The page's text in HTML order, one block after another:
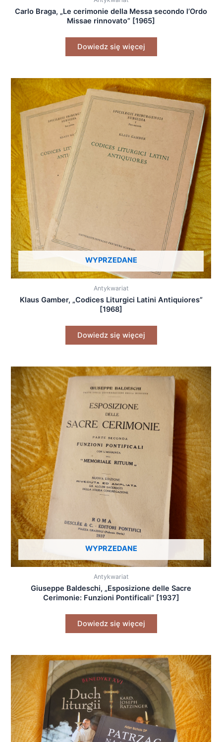
Carlo Braga, „Le cerimonie della Messa secondo l’Ordo
Missae rinnovato” [1965]
Dowiedz się więcej
WYPRZEDANE
Antykwariat
Klaus Gamber, „Codices Liturgici Latini Antiquiores”
[1968]
Dowiedz się więcej
WYPRZEDANE
Antykwariat
Giuseppe Baldeschi, „Esposizione delle Sacre
Cerimonie: Funzioni Pontificali” [1937]
Dowiedz się więcej